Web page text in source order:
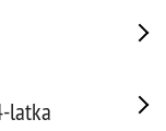
latka